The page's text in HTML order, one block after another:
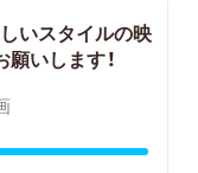
いスタイルの映
いします！